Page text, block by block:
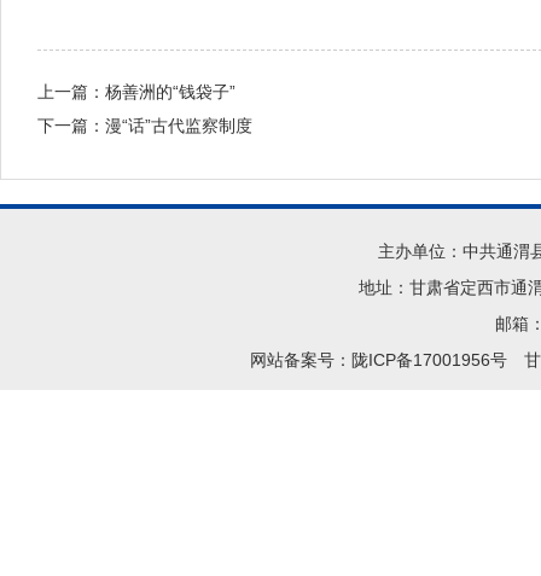
上一篇： 杨善洲的“钱袋子”
下一篇： 漫“话”古代监察制度
主办单位：中共通渭
地址：甘肃省定西市通
邮箱
网站备案号：陇ICP备17001956号